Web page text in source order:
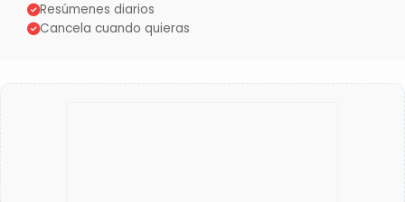
Resúmenes diarios
Cancela cuando quieras